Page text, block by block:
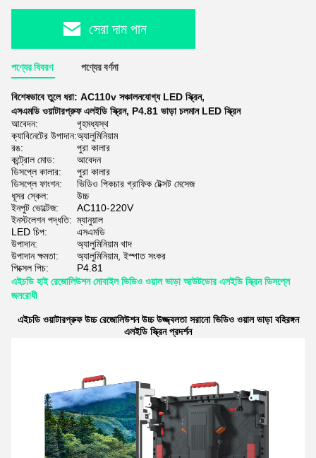
সেরা দাম পান
পণ্যের বিবরণ পণ্যের বর্ণনা
বিশেষভাবে তুলে ধরা: AC110v সঞ্চালনযোগ্য LED স্ক্রিন,
এসএমডি ওয়াটারপ্রুফ এলইডি স্ক্রিন, P4.81 ভাড়া চলমান LED স্ক্রিন
আবেদন:
গৃহমধ্যস্থ
ক্যাবিনেটের উপাদান:অ্যালুমিনিয়াম
রঙ:
পুরা কালার
কন্ট্রোল মোড:
আবেদন
ডিসপ্লে কালার:
পুরা কালার
ডিসপ্লে ফাংশন:
ভিডিও পিকচার গ্রাফিক টেক্সট মেসেজ
ধূসর স্কেল:
উচ্চ
ইনপুট ভোল্টেজ:
AC110-220V
ইনস্টলেশন পদ্ধতি: ম্যানুয়াল
LED চিপ:
এসএমডি
উপাদান:
অ্যালুমিনিয়াম খাদ
উপাদান ক্ষমতা:
অ্যালুমিনিয়াম, ইস্পাত সংকর
পিক্সেল পিচ:
P4.81
এইচডি হাই রেজোলিউশন মোবাইল ভিডিও ওয়াল ভাড়া আউটডোর এলইডি স্ক্রিন ডিসপ্লে
জলরোধী
এইচডি ওয়াটারপ্রুফ উচ্চ রেজোলিউশন উচ্চ উজ্জ্বলতা সরানো ভিডিও ওয়াল ভাড়া বহিরঙ্গন
এলইডি স্ক্রিন প্রদর্শন